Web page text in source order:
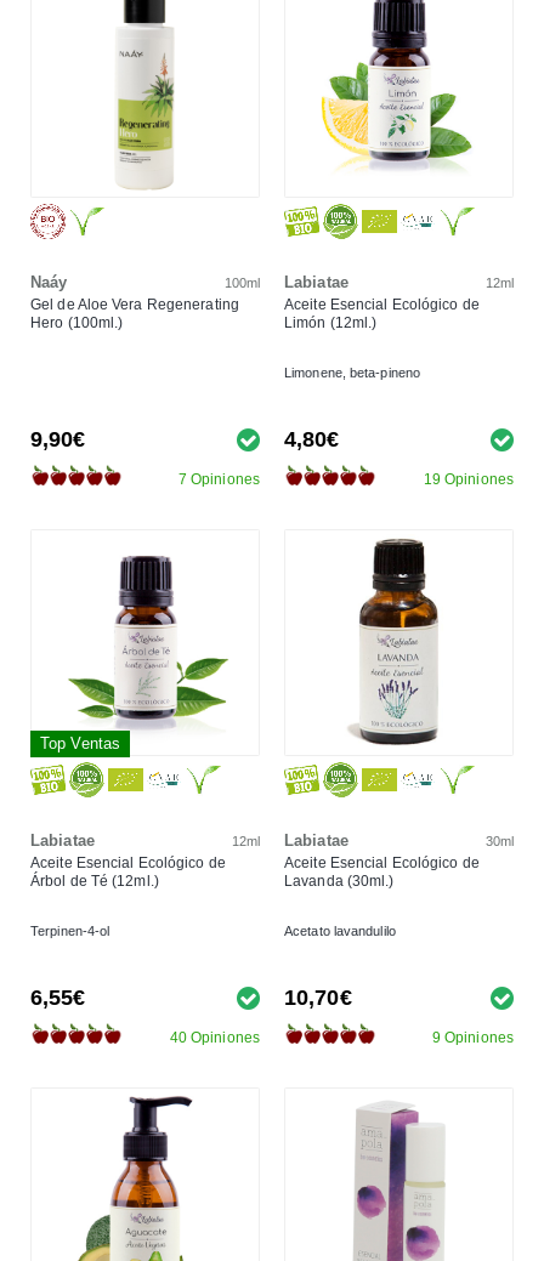
Naáy 100ml
Gel de Aloe Vera Regenerating
Hero (100ml.)
9,90€
7 Opiniones
Labiatae 12ml
Aceite Esencial Ecológico de
Limón (12ml.)
Limonene, beta-pineno
4,80€
19 Opiniones
Top Ventas
Labiatae 12ml
Aceite Esencial Ecológico de
Árbol de Té (12ml.)
Terpinen-4-ol
6,55€
40 Opiniones
Labiatae 30ml
Aceite Esencial Ecológico de
Lavanda (30ml.)
Acetato lavandulilo
10,70€
9 Opiniones